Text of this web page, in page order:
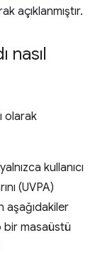
açıklanmıştır.
nasıl
olarak
kullanıcı
(UVPA)
aşağıdakiler
bir masaüstü